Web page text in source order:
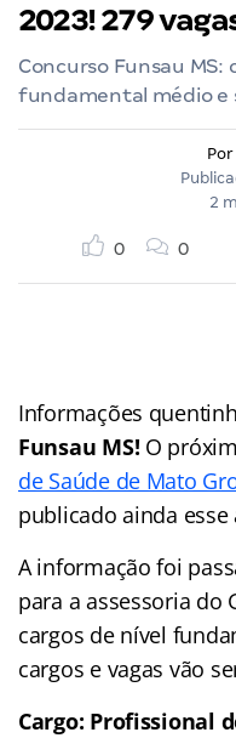
2023! 279
Concurso Funsau MS:
fundamental médio e
Por
2
0 0
Informações
Funsau MS! O
de Saúde de Mato
publicado ainda esse
A informação foi
para a assessoria do
cargos de nível
cargos e vagas vão
Cargo: Profissional